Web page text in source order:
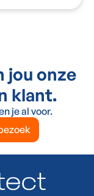
jou onze
klant.
je al voor.